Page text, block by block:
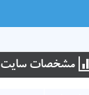
مشخصات سايت